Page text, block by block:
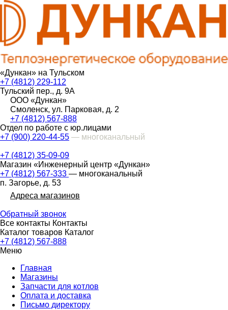
«Дункан» на Тульском
+7 (4812) 229-112
Тульский пер., д. 9А
ООО «Дункан»
Смоленск, ул. Парковая, д. 2
+7 (4812) 567-888
Отдел по работе с юр.лицами
+7 (900) 220-44-55 — многоканальный
+7 (4812) 35-09-09
Магазин «Инженерный центр «Дункан»
+7 (4812) 567-333 — многоканальный
п. Загорье, д. 53
Адреса магазинов
Обратный звонок
Все контакты Контакты
Каталог товаров Каталог
+7 (4812) 567-888
Меню
Главная
Магазины
Запчасти для котлов
Оплата и доставка
Письмо директору